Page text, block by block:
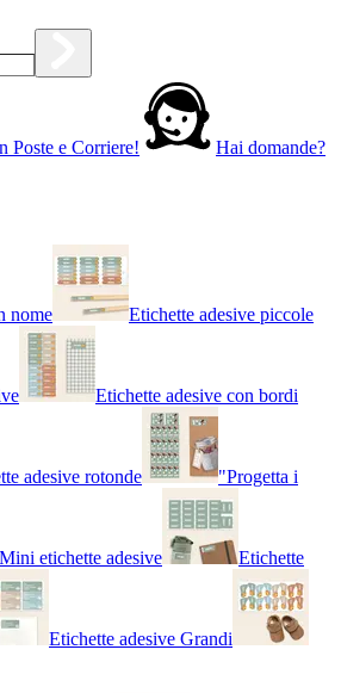
Poste e Corriere!
Hai domande?
nome Etichette adesive piccole
Etichette adesive con bordi
adesive rotonde "Progetta i
Mini etichette adesive Etichette
Etichette adesive Grandi